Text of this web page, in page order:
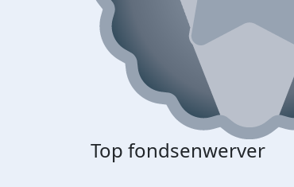
Top fondsenwerver